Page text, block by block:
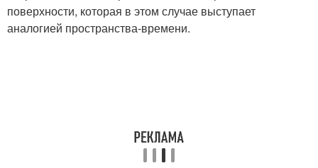
поверхности, которая в этом случае выступает
аналогией пространства-времени.